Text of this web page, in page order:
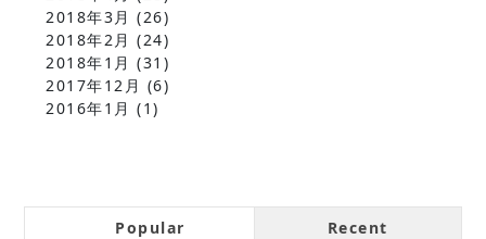
2018年3月 (26)
2018年2月 (24)
2018年1月 (31)
2017年12月 (6)
2016年1月 (1)
Popular Recent